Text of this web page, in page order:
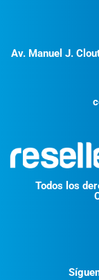
Av. Manuel J.
Todos los